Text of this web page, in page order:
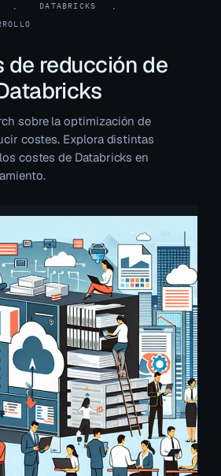
, DATABRICKS
,
de reducción de
sobre la optimización de
costes. Explora distintas
costes de Databricks en